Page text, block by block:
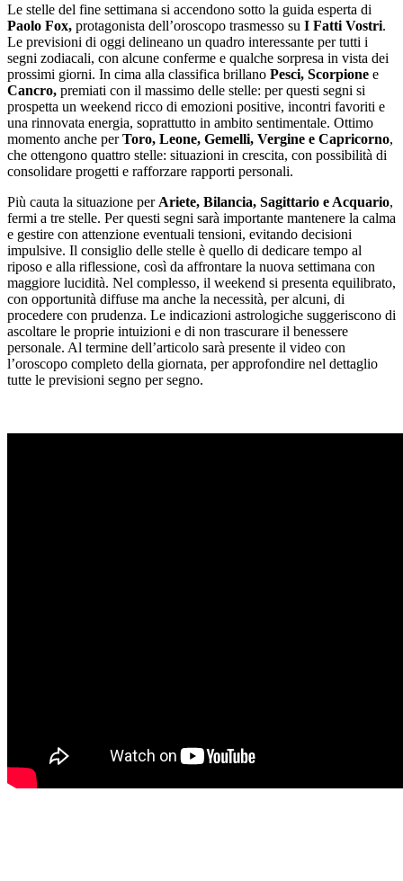
Le stelle del fine settimana si accendono sotto la guida esperta di
Paolo Fox, protagonista dell’oroscopo trasmesso su I Fatti Vostri.
Le previsioni di oggi delineano un quadro interessante per tutti i
segni zodiacali, con alcune conferme e qualche sorpresa in vista dei
prossimi giorni. In cima alla classifica brillano Pesci, Scorpione e
Cancro, premiati con il massimo delle stelle: per questi segni si
prospetta un weekend ricco di emozioni positive, incontri favoriti e
una rinnovata energia, soprattutto in ambito sentimentale. Ottimo
momento anche perToro, Leone, Gemelli, Vergine e Capricorno,
che ottengono quattro stelle: situazioni in crescita, con possibilità di
consolidare progetti e rafforzare rapporti personali.
Più cauta la situazione per Ariete, Bilancia, Sagittario e Acquario,
fermi a tre stelle. Per questi segni sarà importante mantenere la calma
e gestire con attenzione eventuali tensioni, evitando decisioni
impulsive. Il consiglio delle stelle è quello di dedicare tempo al
riposo e alla riflessione, così da affrontare la nuova settimana con
maggiore lucidità. Nel complesso, il weekend si presenta equilibrato,
con opportunità diffuse ma anche la necessità, per alcuni, di
procedere con prudenza. Le indicazioni astrologiche suggeriscono di
ascoltare le proprie intuizioni e di non trascurare il benessere
personale. Al termine dell’articolo sarà presente il video con
l’oroscopo completo della giornata, per approfondire nel dettaglio
tutte le previsioni segno per segno.